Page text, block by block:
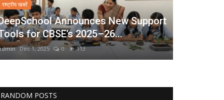
राष्ट्रीय खबरें
Announces New Support
for CBSE’s 2025–26...
Dec 1, 2025 0 113
RANDOM POSTS